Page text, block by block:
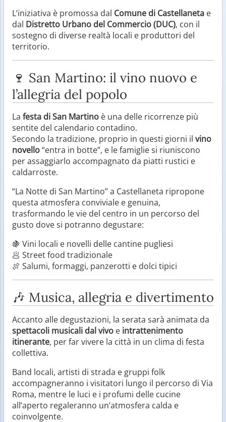
L’iniziativa è promossa dal Comune di Castellaneta e
dal Distretto Urbano del Commercio (DUC), con il
sostegno di diverse realtà locali e produttori del
territorio.
🍷 San Martino: il vino nuovo e
l’allegria del popolo
La festa di San Martino è una delle ricorrenze più
sentite del calendario contadino.
Secondo la tradizione, proprio in questi giorni il vino
novello“entra in botte”, e le famiglie si riuniscono
per assaggiarlo accompagnato da piatti rustici e
caldarroste.
“La Notte di San Martino” a Castellaneta ripropone
questa atmosfera conviviale e genuina,
trasformando le vie del centro in un percorso del
gusto dove si potranno degustare:
🍇 Vini locali e novelli delle cantine pugliesi
🥟 Street food tradizionale
🍖 Salumi, formaggi, panzerotti e dolci tipici
🎶 Musica, allegria e divertimento
Accanto alle degustazioni, la serata sarà animata da
spettacoli musicali dal vivo e intrattenimento
itinerante, per far vivere la città in un clima di festa
collettiva.
Band locali, artisti di strada e gruppi folk
accompagneranno i visitatori lungo il percorso di Via
Roma, mentre le luci e i profumi delle cucine
all’aperto regaleranno un’atmosfera calda e
coinvolgente.